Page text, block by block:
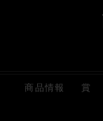
商品情報 賞